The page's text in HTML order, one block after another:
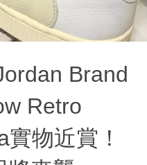
Brand
Retro
物近賞！